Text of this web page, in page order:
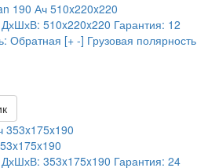
190 Ач 510x220x220
510x220x220 Гарантия: 12
Обратная [+ -] Грузовая полярность
353x175x190 Гарантия: 24